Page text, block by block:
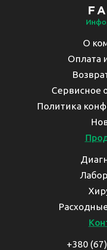
О
Оплата
Сервисное
Политика
+380